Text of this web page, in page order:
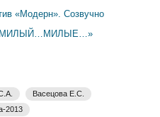
«Модерн». Созвучно
Васецова Е.С.
2013